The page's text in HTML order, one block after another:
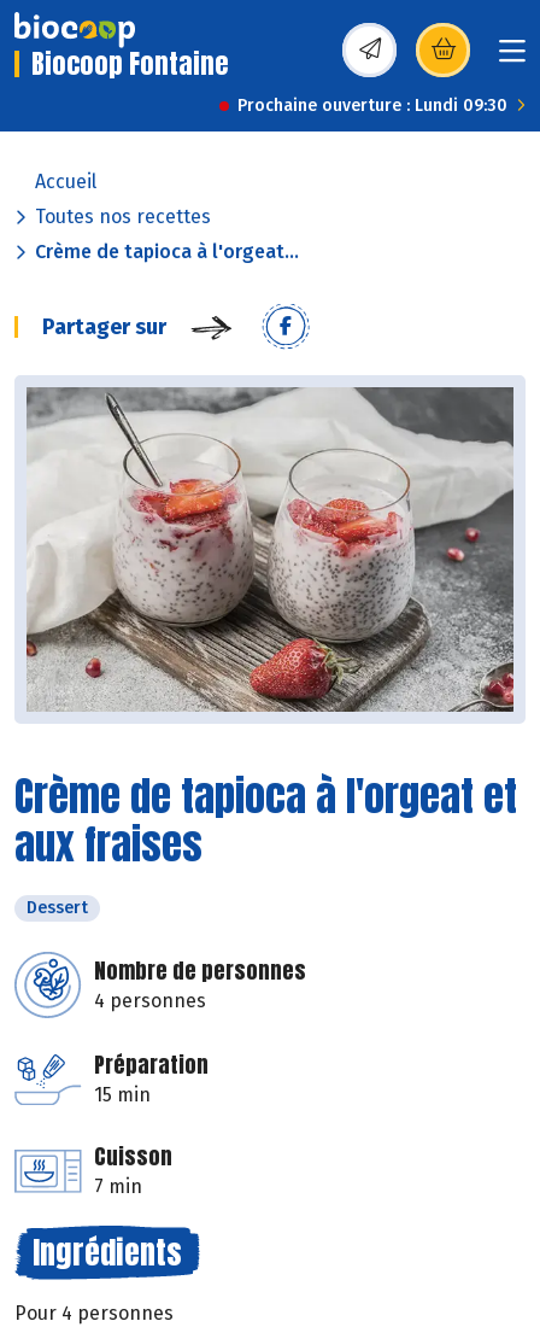
Biocoop Fontaine (s’ouvre dans une
Prochaine ouverture : Lundi 09:30
Accueil
Toutes nos recettes
Crème de tapioca à l'orgeat...
Partager sur
Crème de tapioca à l'orgeat et
aux fraises
Dessert
Nombre de personnes
4 personnes
Préparation
15 min
Cuisson
7 min
Ingrédients
Pour 4 personnes